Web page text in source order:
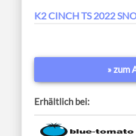
K2 CINCH TS 2022
» zum
Erhältlich bei: